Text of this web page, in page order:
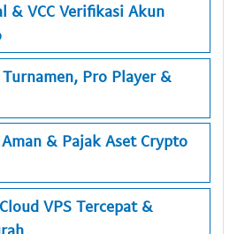
& VCC Verifikasi Akun
Pro Player &
& Pajak Aset Crypto
VPS Tercepat &